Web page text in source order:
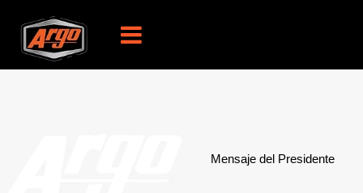
Mensaje del Presidente